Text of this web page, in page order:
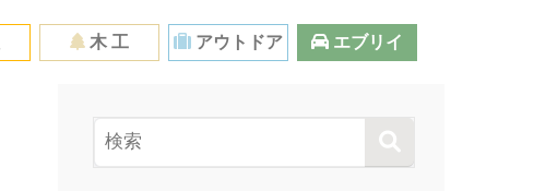
木 工 アウトドア エブリイ